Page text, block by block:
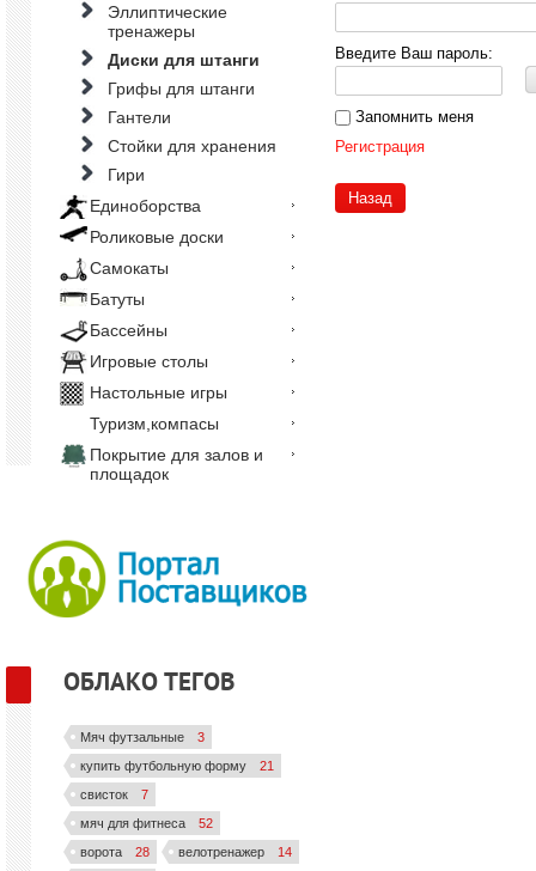
Введите Ваш пароль:
Запомнить меня
Регистрация
Назад
Эллиптические
тренажеры
Диски для штанги
Грифы для штанги
Гантели
Стойки для хранения
Гири
Единоборства
Роликовые доски
Самокаты
Батуты
Бассейны
Игровые столы
Настольные игры
Туризм,компасы
Покрытие для залов и
площадок
ОБЛАКО ТЕГОВ
Мяч футзальные
3
купить футбольную форму
21
свисток
7
мяч для фитнеса
52
ворота
28 велотренажер
14